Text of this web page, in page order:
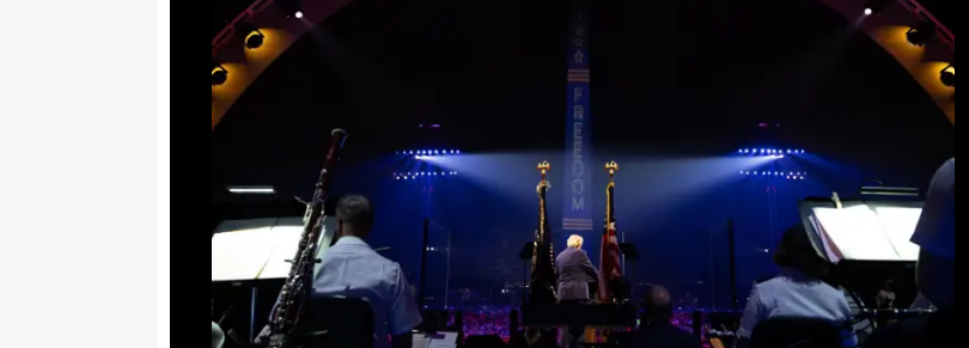
MADRID, 5 (EUROPA PRESS)
El presidente de Estados Unidos, Donald Trump, ha coronado esta pasada
noche los eventos de celebración del 250º aniversario del país con un
discurso en el National Mall de Washington D.C. en el que ha repetido una
vez más los temas que han caracterizado a sus diatribas de los últimos
días, durante los prolegómenos a estos eventos: el comunismo, insistió
esta pasada noche es un "cáncer" para el "imperio de la libertad" que
abandera el mandatario.